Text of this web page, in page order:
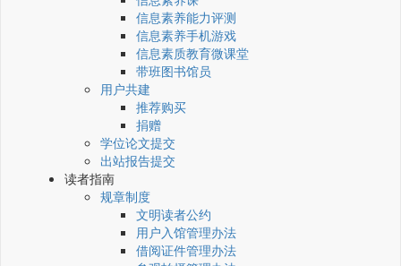
信息素养能力评测
信息素养手机游戏
信息素质教育微课堂
带班图书馆员
用户共建
推荐购买
捐赠
学位论文提交
出站报告提交
读者指南
规章制度
文明读者公约
用户入馆管理办法
借阅证件管理办法